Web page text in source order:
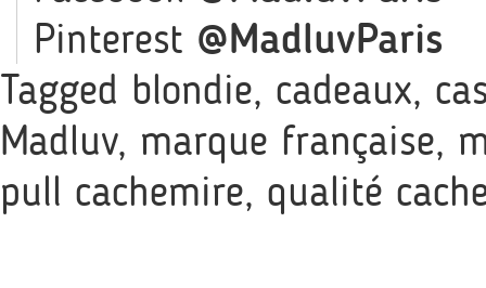
Pinterest @MadluvParis
Tagged blondie, cadeaux,
Madluv, marque française,
pull cachemire, qualité